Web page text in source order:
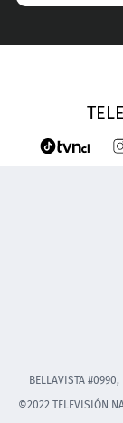
BELLAVISTA
©2022 TELEVISIÓN